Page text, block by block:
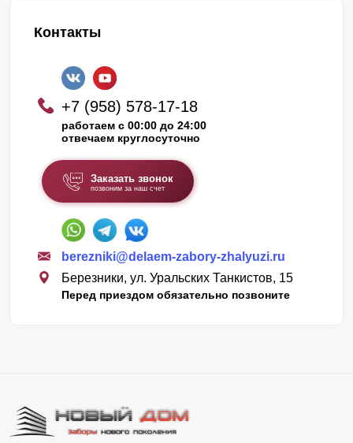
Контакты
+7 (958) 578-17-18
работаем с 00:00 до 24:00
отвечаем круглосуточно
Заказать звонок
позвоним за наш счет
berezniki@delaem-zabory-zhalyuzi.ru
Березники, ул. Уральских Танкистов, 15
Перед приездом обязательно позвоните